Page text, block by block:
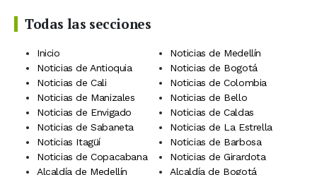
Todas las secciones
Inicio
Noticias de Medellín
Noticias de Antioquia
Noticias de Bogotá
Noticias de Cali
Noticias de Colombia
Noticias de Manizales
Noticias de Bello
Noticias de Envigado
Noticias de Caldas
Noticias de Sabaneta
Noticias de La Estrella
Noticias Itagüí
Noticias de Barbosa
Noticias de Copacabana
Noticias de Girardota
Alcaldía de Medellín
Alcaldía de Bogotá